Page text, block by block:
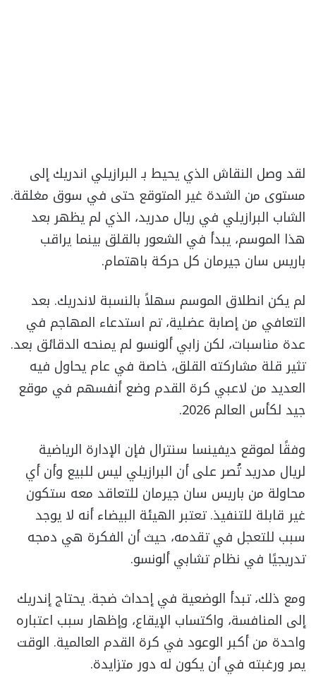
لقد وصل النقاش الذي يحيط بـ البرازيلي اندريك إلى
مستوى من الشدة غير المتوقع حتى في سوق مغلقة.
الشاب البرازيلي في ريال مدريد، الذي لم يظهر بعد
هذا الموسم، يبدأ في الشعور بالقلق بينما يراقب
باريس سان جيرمان كل حركة باهتمام.
لم يكن انطلاق الموسم سهلاً بالنسبة لاندريك. بعد
التعافي من إصابة عضلية، تم استدعاء المهاجم في
عدة مناسبات، لكن زابي ألونسو لم يمنحه الدقائق بعد.
تثير قلة مشاركته القلق، خاصة في عام يحاول فيه
العديد من لاعبي كرة القدم وضع أنفسهم في موقع
جيد لكأس العالم 2026.
وفقًا لموقع ديفينسا سنترال فإن الإدارة الرياضية
لريال مدريد تُصر على أن البرازيلي ليس للبيع وأن أي
محاولة من باريس سان جيرمان للتعاقد معه ستكون
غير قابلة للتنفيذ. تعتبر الهيئة البيضاء أنه لا يوجد
سبب للتعجل في تقدمه، حيث أن الفكرة هي دمجه
تدريجيًا في نظام تشابي ألونسو.
ومع ذلك، تبدأ الوضعية في إحداث ضجة. يحتاج إندريك
إلى المنافسة، واكتساب الإيقاع، وإظهار سبب اعتباره
واحدة من أكبر الوعود في كرة القدم العالمية. الوقت
يمر ورغبته في أن يكون له دور متزايدة.